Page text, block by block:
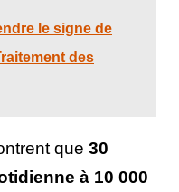
le signe de
des
que 30
à 10 000